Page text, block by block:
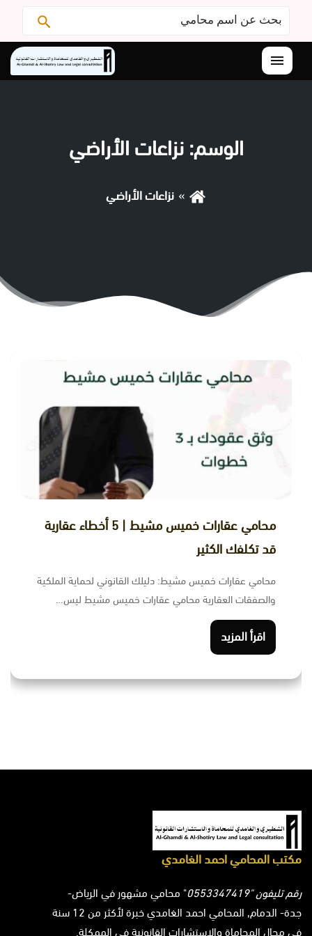
البحث
عن:
القائمة
الوسم:نزاعات الأراضي
نزاعات الأراضي
محامي عقارات خميس مشيط | 5 أخطاء عقارية
قد تكلفك الكثير
محامي عقارات خميس مشيط: دليلك القانوني لحماية الملكية
والصفقات العقارية محامي عقارات خميس مشيط ليس…
اقرأ المزيد
مكتب المحامي احمد الغامدي
رقم تليفون "0553347419
" محامي مشهور في الرياض-
جدة- الدمام, المحامي احمد الغامدي خبرة لأكثر من 12 سنة
في مجال المحاماة والاستشارات القانونية في الممكلة.